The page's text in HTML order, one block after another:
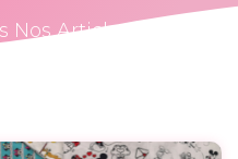
Nos Articles